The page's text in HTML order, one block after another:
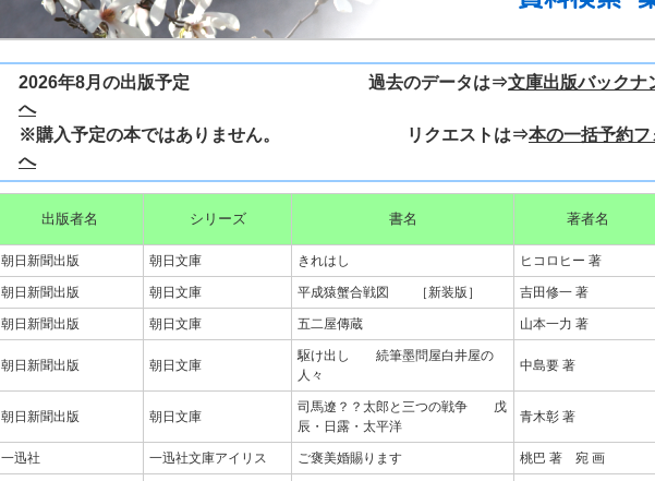
2026年8月の出版予定 過去のデータは⇒文庫出版バックナ
へ
※購入予定の本ではありません。 リクエストは⇒本の一括予約フ
へ
出版者名 シリーズ 書名 著者名
朝日新聞出版 朝日文庫 きれはし ヒコロヒー 著
朝日新聞出版 朝日文庫 平成猿蟹合戦図 ［新装版］ 吉田修一 著
朝日新聞出版 朝日文庫 五二屋傳蔵 山本一力 著
朝日新聞出版 朝日文庫
駆け出し 続筆墨問屋白井屋の
人々
中島要 著
朝日新聞出版 朝日文庫
司馬遼？？太郎と三つの戦争 戊
辰・日露・太平洋
青木彰 著
一迅社 一迅社文庫アイリス ご褒美婚賜ります 桃巴 著 宛 画